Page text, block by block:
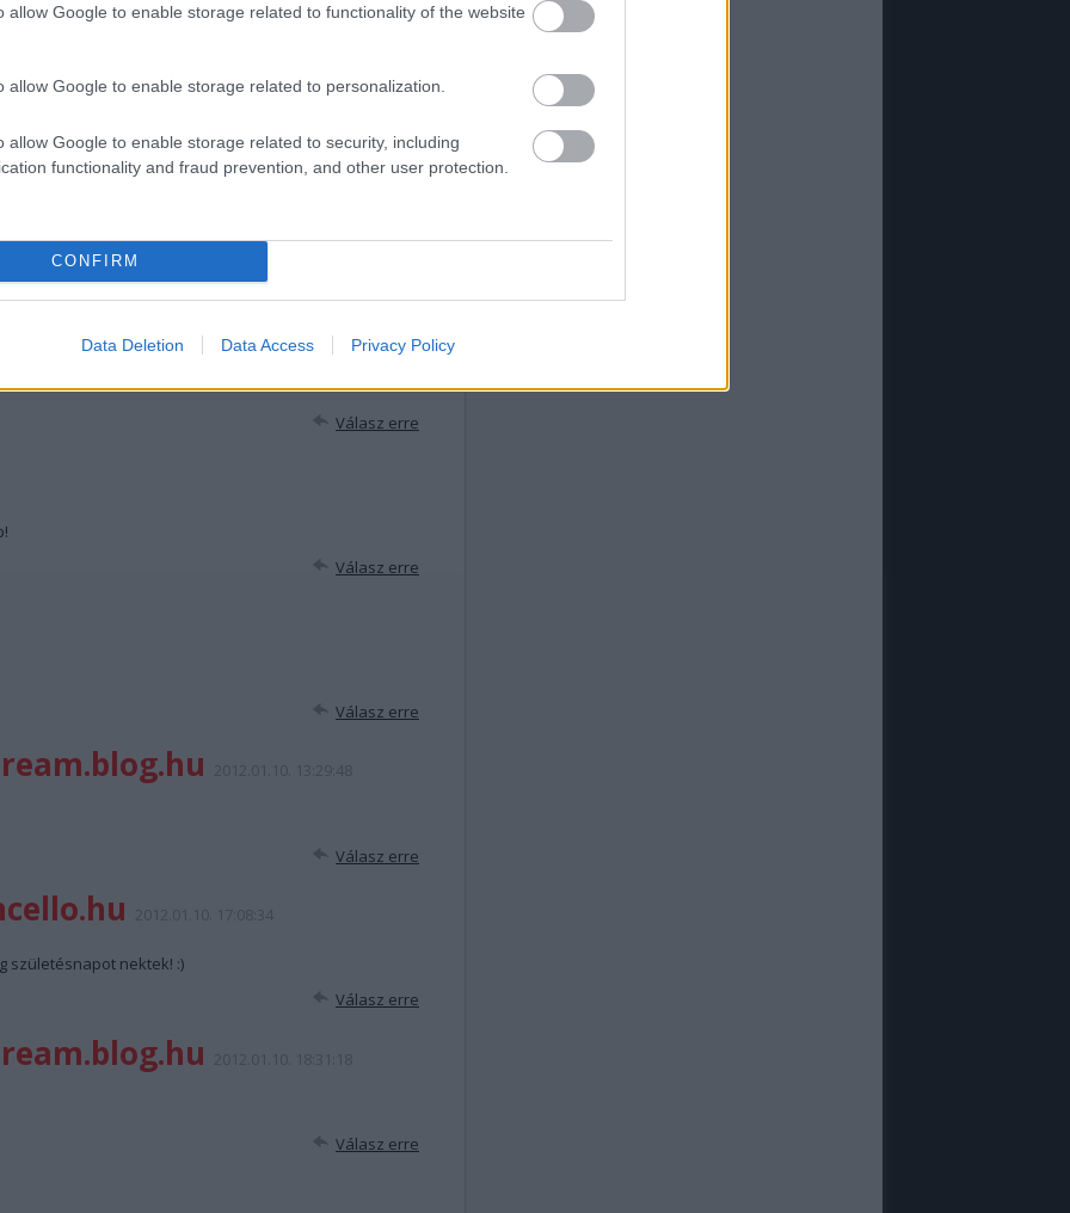
allow Google to enable storage related to functionality of the website
allow Google to enable storage related to personalization.
allow Google to enable storage related to security, including
functionality and fraud prevention, and other user protection.
CONFIRM
Data Deletion Data Access Privacy Policy
3531562
ellenőrzi. Kifogás esetén forduljon a blog szerkesztőjéhez. Részletek a
Válasz erre
Válasz erre
Válasz erre
Válasz erre
születésnapot nektek! :)
Válasz erre
Válasz erre